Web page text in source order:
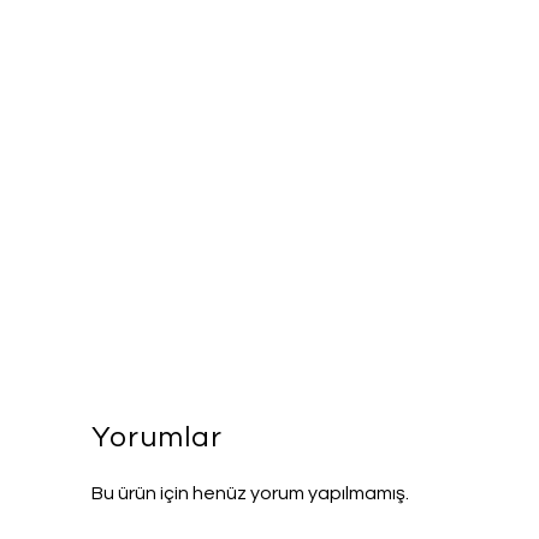
Yorumlar
Bu ürün için henüz yorum yapılmamış.